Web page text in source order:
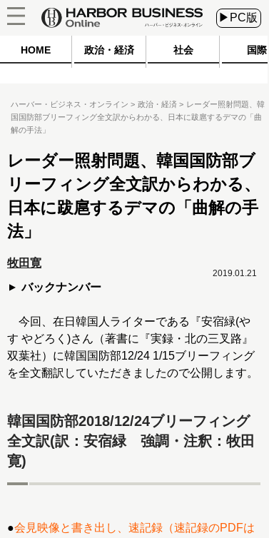
▶PC版
HOME 政治・経済 社会 国際
ハーバー・ビジネス・オンライン 政治・経済
レーダー照射問題、韓
国国防部ブリーフィング全文訳からわかる、日本に跋扈するデマの「曲
解の手法」
レーダー照射問題、韓国国防部ブ
リーフィング全文訳からわかる、
日本に跋扈するデマの「曲解の手
法」
牧田寛
バックナンバー
2019.01.21
今回、在日韓国人ライターである『安宿緑(や
す やどろく)さん（著書に『実録・北の三叉路』
双葉社）に韓国国防部12/24 1/15ブリーフィング
を全文翻訳していただきましたので公開します。
韓国国防部2018/12/24ブリーフィング
全文訳(訳：安宿緑 強調・注釈：牧田
寛)
●会見映像と書き出し、速記録（速記録のPDFは